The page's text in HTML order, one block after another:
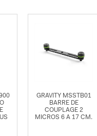
GRAVITY MSSTB01
BARRE DE
COUPLAGE 2
MICROS 6 A 17 CM.